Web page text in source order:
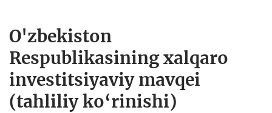
O'zbekiston
Respublikasining xalqaro
investitsiyaviy mavqei
(tahliliy ko‘rinishi)